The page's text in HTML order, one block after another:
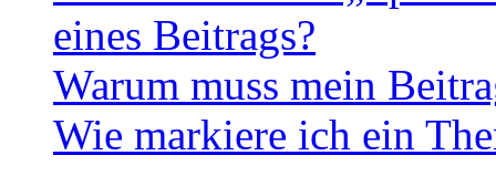
eines Beitrags?
Warum muss mein
Wie markiere ich ein